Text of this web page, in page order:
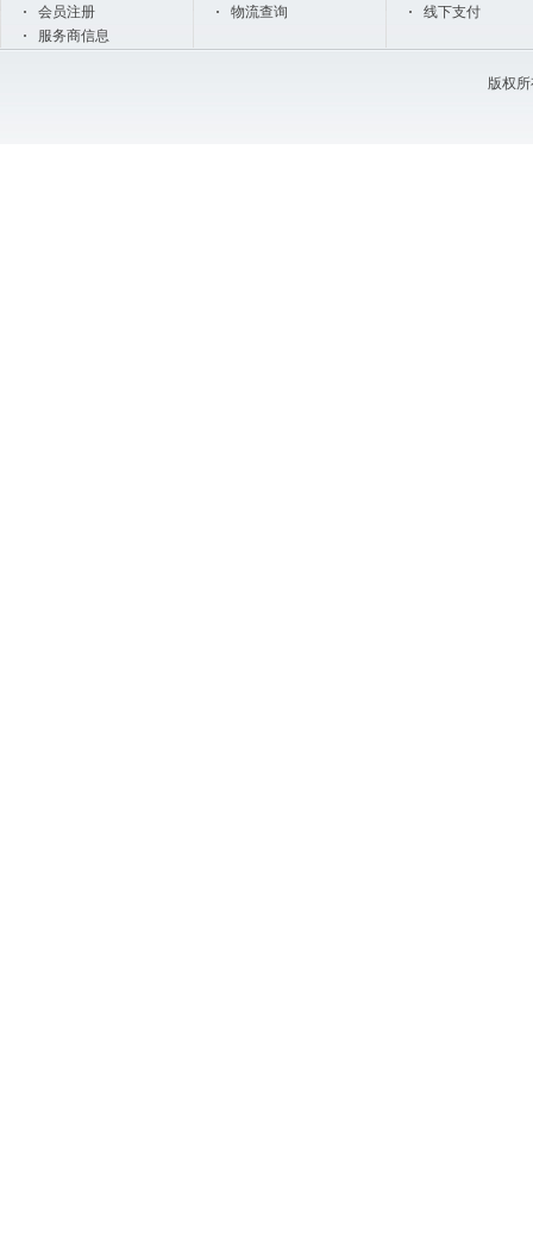
会员注册
服务商信息
物流查询 线下支付
版权